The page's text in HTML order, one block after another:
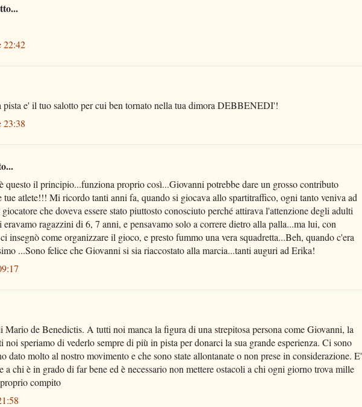
22:42
pista e' il tuo salotto per cui ben tornato nella tua dimora DEBBENEDI'!
23:38
questo il principio...funziona proprio così...Giovanni potrebbe dare un grosso contributo
tue atlete!!! Mi ricordo tanti anni fa, quando si giocava allo spartitraffico, ogni tanto veniva ad
che doveva essere stato piuttosto conosciuto perché attirava l'attenzione degli adulti
eravamo ragazzini di 6, 7 anni, e pensavamo solo a correre dietro alla palla...ma lui, con
insegnò come organizzare il gioco, e presto fummo una vera squadretta...Beh, quando c'era
...Sono felice che Giovanni si sia riaccostato alla marcia...tanti auguri ad Erika!
Mario de Benedictis. A tutti noi manca la figura di una strepitosa persona come Giovanni, la
noi speriamo di vederlo sempre di più in pista per donarci la sua grande esperienza. Ci sono
dato molto al nostro movimento e che sono state allontanate o non prese in considerazione. E'
a chi è in grado di far bene ed è necessario non mettere ostacoli a chi ogni giorno trova mille
compito